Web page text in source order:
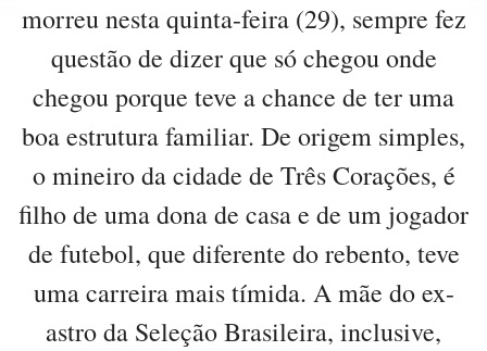
morreu nesta quinta-feira (29), sempre fez
questão de dizer que só chegou onde
chegou porque teve a chance de ter uma
boa estrutura familiar. De origem simples,
o mineiro da cidade de Três Corações, é
filho de uma dona de casa e de um jogador
de futebol, que diferente do rebento, teve
uma carreira mais tímida. A mãe do ex-
astro da Seleção Brasileira, inclusive,